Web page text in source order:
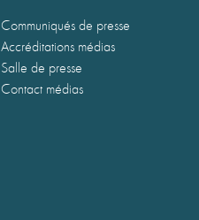
Communiqués de presse
Accréditations médias
Salle de presse
Contact médias